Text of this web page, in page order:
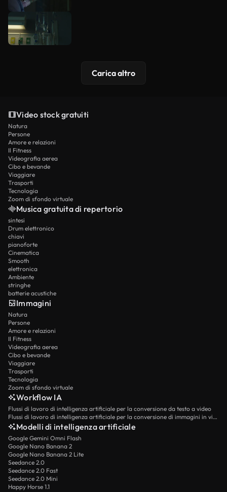
Carica altro
Video stock gratuiti
Natura
Persone
Amore e relazioni
Il Fitness
Videografia aerea
Cibo e bevande
Viaggiare
Trasporti
Tecnologia
Zoom di sfondo virtuale
Musica gratuita di repertorio
sintesi
Drum elettronico
chiavi
pianoforte
Cinematica
Smooth
elettronica
Ambiente
stringhe
batterie acustiche
Immagini
Natura
Persone
Amore e relazioni
Il Fitness
Videografia aerea
Cibo e bevande
Viaggiare
Trasporti
Tecnologia
Zoom di sfondo virtuale
Workflow IA
Flussi di lavoro di intelligenza artificiale per la conversione da testo a video
Flussi di lavoro di intelligenza artificiale per la conversione di immagini in video
Modelli di intelligenza artificiale
Google Gemini Omni Flash
Google Nano Banana 2
Google Nano Banana 2 Lite
Seedance 2.0
Seedance 2.0 Fast
Seedance 2.0 Mini
Happy Horse 1.1